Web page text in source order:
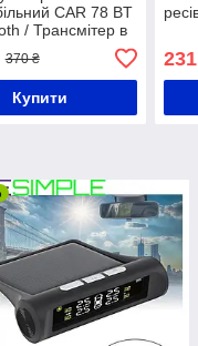
CAR 78 BT
/ Трансмітер в
370 ₴
Купити
231